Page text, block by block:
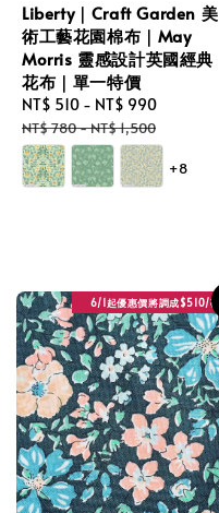
Liberty｜Craft Garden 美
術工藝花園棉布｜May
Morris 靈感設計英國經典
花布｜單一特價
Sale
price
NT$ 510 - NT$ 990
NT$ 780-NT$ 1,500
+8
6/1起優惠價將調成$510/碼